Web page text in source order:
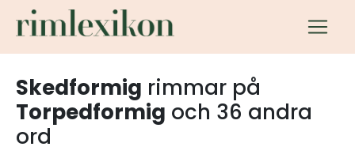
Skedformig rimmar på
Torpedformig och 36 andra
ord